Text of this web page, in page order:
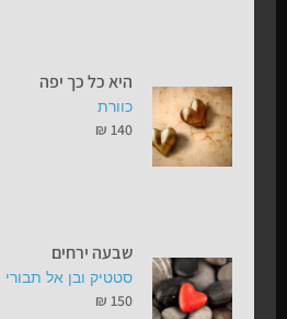
היא כל כך יפה
כוורת
₪ 140
שבעה ירחים
סטטיק ובן אל תבורי
₪ 150